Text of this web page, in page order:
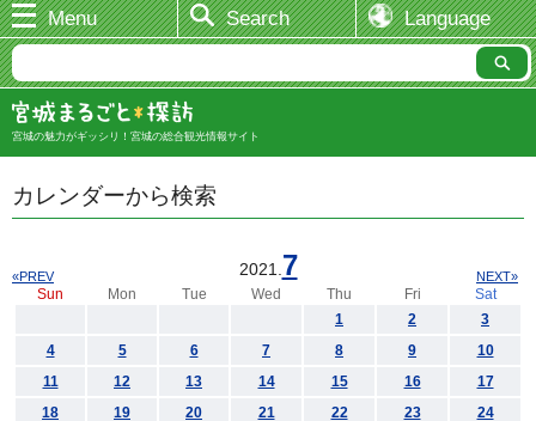
Menu Search Language
宮城の魅力がギッシリ！宮城の総合観光情報サイト
カレンダーから検索
2021. 7
«PREV NEXT»
Sun Mon Tue Wed Thu Fri
Sat
1
2
3
4
5 6 7 8 9
10
11
12 13 14 15 16
17
18
19 20 21 22 23
24